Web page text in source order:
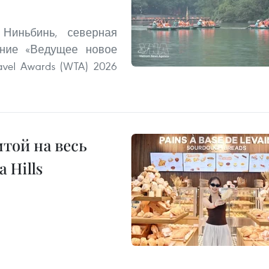
северная
«Ведущее новое
Awards (WTA) 2026
на весь
Hills